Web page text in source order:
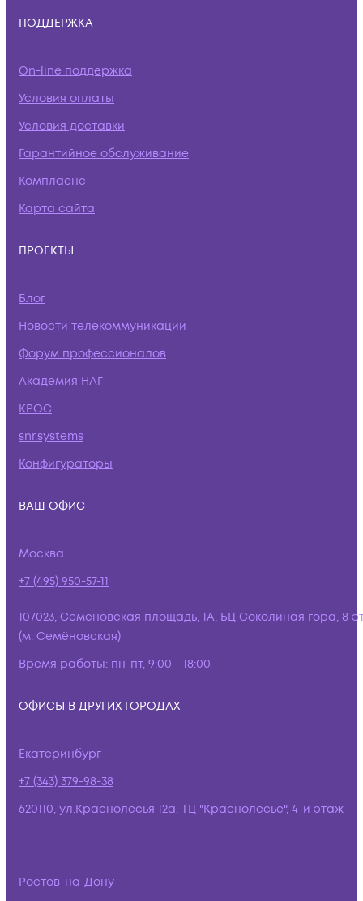
ПОДДЕРЖКА
On-line поддержка
Условия оплаты
Условия доставки
Гарантийное обслуживание
Комплаенс
Карта сайта
ПРОЕКТЫ
Блог
Новости телекоммуникаций
Форум профессионалов
Академия НАГ
КРОС
snr.systems
Конфигураторы
ВАШ ОФИС
Москва
+7 (495) 950-57-11
107023, Семёновская площадь, 1А, БЦ Соколиная гора, 8
(м. Семёновская)
Время работы: пн-пт, 9:00 - 18:00
ОФИСЫ В ДРУГИХ ГОРОДАХ
Екатеринбург
+7 (343) 379-98-38
620110, ул.Краснолесья 12а, ТЦ "Краснолесье", 4-й этаж
Ростов-на-Дону